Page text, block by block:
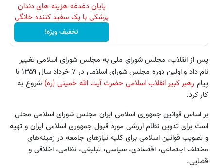
پایان دغدغه هزینه های دندان
پزشکی با پک سفید کننده خانگی
تخفیف ویژه!
پس از انقلاب، مجلس شورای ملی به مجلس شورای اسلامی تغییر
نام داد و اولین دوره مجلس شورای اسلامی در ۷ خرداد سال ۱۳۵۹ با
پیام رهبر کبیر انقلاب اسلامی حضرت آیت الله خمینی (ره) شروع به
کار کرد.
بر اساس قوانین جمهوری اسلامی ایران مجلس شورای اسلامی محلی
است برای تدوین نظام ارزشی مورد قبول جمهوری اسلامی ایران و تهیه
و تصویب قوانین اسلامی برای کلیه نیازهای جامعه در زمینه‌های
مختلف اجتماعی، اقتصادی، سیاسی، تبلیغی، نظامی، اخلاقی و
قضایی.